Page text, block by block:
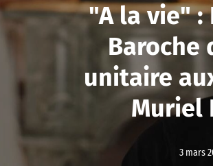
"A la vie" :
Baroche
unitaire
Muriel
3 mars